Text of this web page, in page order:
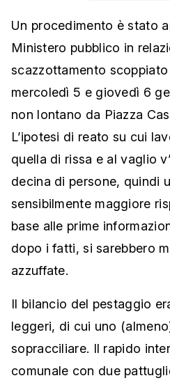
Un procedimento è stato
Ministero pubblico in
scazzottamento
mercoledì 5 e giovedì 6
non lontano da Piazza
L’ipotesi di reato su cui
quella di rissa e al vaglio
decina di persone, quindi
sensibilmente maggiore
base alle prime
dopo i fatti, si sarebbero
azzuffate.
Il bilancio del pestaggio
leggeri, di cui uno
sopracciliare. Il rapido
comunale con due